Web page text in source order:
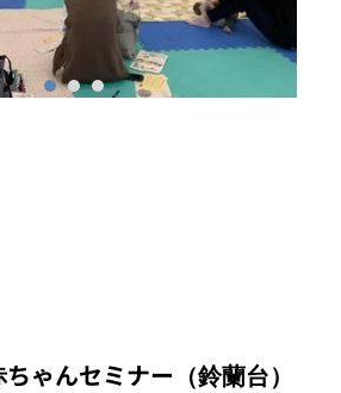
ゃんセミナー（鈴蘭台）